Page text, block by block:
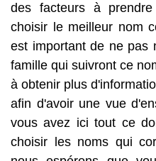
des facteurs à
choisir le meilleur nom
est important de ne pas
famille qui suivront ce
à obtenir plus
afin d'avoir une vue
vous avez ici tout ce
choisir les noms qui